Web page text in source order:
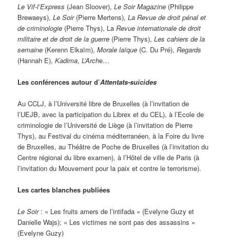
Le Vif-l’Express (Jean Sloover),Le Soir Magazine (Philippe
Brewaeys),Le Soir(Pierre Mertens),La Revue de droit pénal et
de criminologie (Pierre Thys), LaRevue internationale de droit
militaire et de droit de la guerre (Pierre Thys),Les cahiers de la
semaine (Kerenn Elkaïm),Morale laïque (C. Du Pré), Regards
(Hannah E),Kadima,L’Arche…
Les conférences autour d’Attentats-suicides
Au CCLJ, à l’Université libre de Bruxelles (à l’invitation de
l’UEJB, avec la participation du Librex et du CEL), à l’Ecole de
criminologie de l’Université de Liège (à l’invitation de Pierre
Thys), au Festival du cinéma méditerranéen, à la Foire du livre
de Bruxelles, au Théâtre de Poche de Bruxelles (à l’invitation du
Centre régional du libre examen), à l’Hôtel de ville de Paris (à
l’invitation du Mouvement pour la paix et contre le terrorisme).
Les cartes blanches publiées
Le Soir: « Les fruits amers de l’intifada » (Evelyne Guzy et
Danielle Wajs); « Les victimes ne sont pas des assassins »
(Evelyne Guzy)